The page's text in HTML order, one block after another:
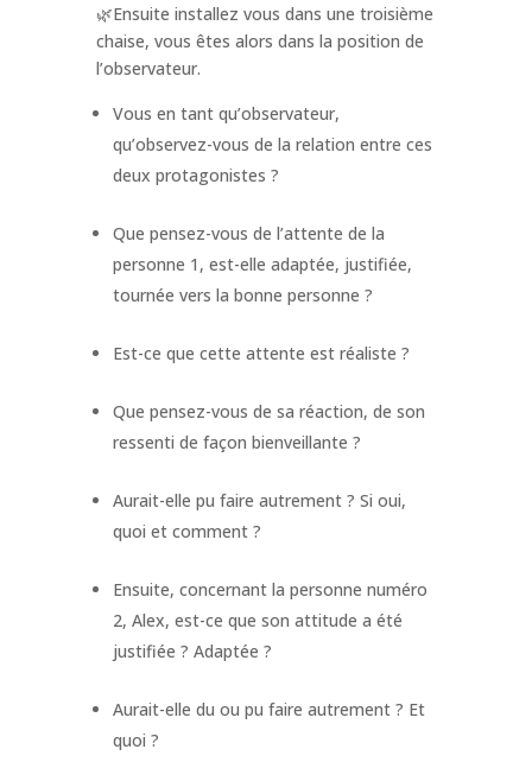
🌿Ensuite installez vous dans une troisième
chaise, vous êtes alors dans la position de
l’observateur.
Vous en tant qu’observateur,
qu’observez-vous de la relation entre ces
deux protagonistes ?
Que pensez-vous de l’attente de la
personne 1, est-elle adaptée, justifiée,
tournée vers la bonne personne ?
Est-ce que cette attente est réaliste ?
Que pensez-vous de sa réaction, de son
ressenti de façon bienveillante ?
Aurait-elle pu faire autrement ? Si oui,
quoi et comment ?
Ensuite, concernant la personne numéro
2, Alex, est-ce que son attitude a été
justifiée ? Adaptée ?
Aurait-elle du ou pu faire autrement ? Et
quoi ?